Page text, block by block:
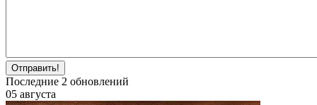
Отправить!
Последние 2 обновлений
05 августа